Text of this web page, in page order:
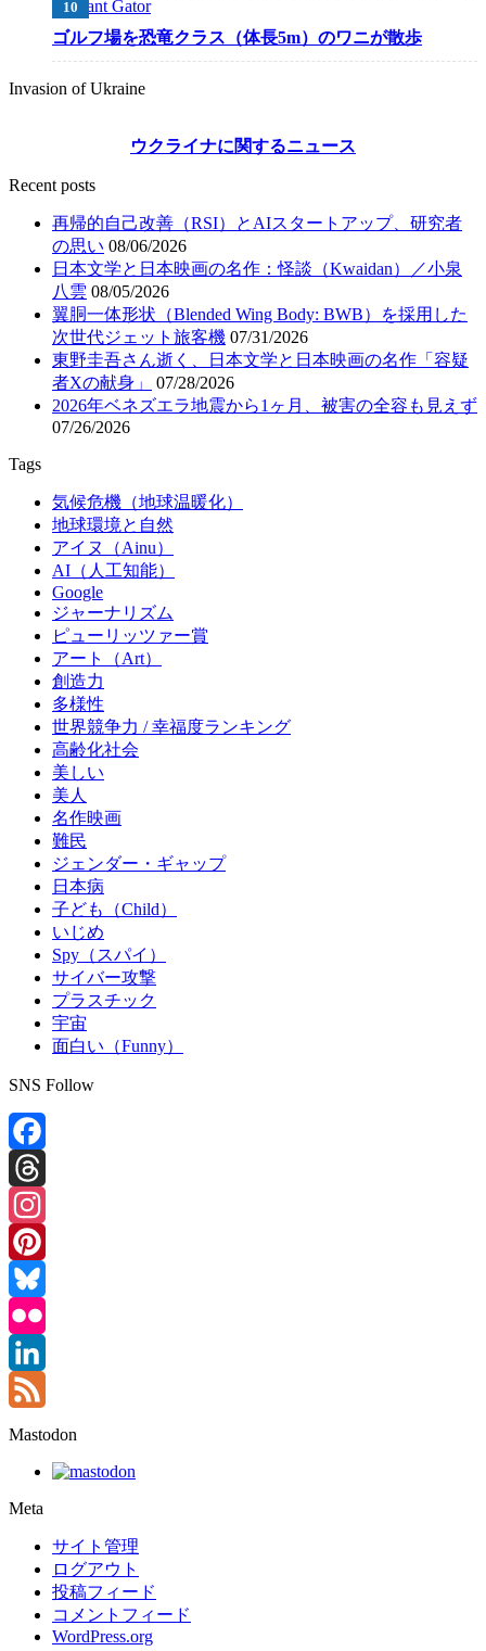
ゴルフ場を恐竜クラス（体長5m）のワニが散歩
Invasion of Ukraine
ウクライナに関するニュース
Recent posts
再帰的自己改善（RSI）とAIスタートアップ、研究者
の思い 08/06/2026
日本文学と日本映画の名作：怪談（Kwaidan）／小泉
八雲 08/05/2026
翼胴一体形状（Blended Wing Body: BWB）を採用した
次世代ジェット旅客機 07/31/2026
東野圭吾さん逝く、日本文学と日本映画の名作「容疑
者Xの献身」
07/28/2026
2026年ベネズエラ地震から1ヶ月、被害の全容も見えず
07/26/2026
Tags
気候危機（地球温暖化）
地球環境と自然
アイヌ（Ainu）
AI（人工知能）
Google
ジャーナリズム
ピューリッツァー賞
アート（Art）
創造力
多様性
世界競争力 / 幸福度ランキング
高齢化社会
美しい
美人
名作映画
難民
ジェンダー・ギャップ
日本病
子ども（Child）
いじめ
Spy（スパイ）
サイバー攻撃
プラスチック
宇宙
面白い（Funny）
SNS Follow
Facebook
Threads
Instagram
Pinterest
Bluesky
Flickr
LinkedIn
Feed
Mastodon
Meta
サイト管理
ログアウト
投稿フィード
コメントフィード
WordPress.org